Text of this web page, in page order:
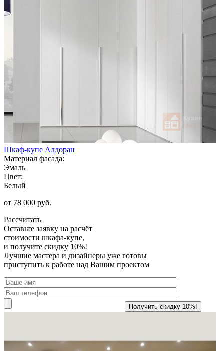
Шкаф-купе Алдоран
Материал фасада:
Эмаль
Цвет:
Белый
от 78 000 руб.
Рассчитать
Оставьте заявку на расчёт
стоимости шкафа-купе,
и получите скидку 10%!
Лучшие мастера и дизайнеры уже готовы
приступить к работе над Вашим проектом